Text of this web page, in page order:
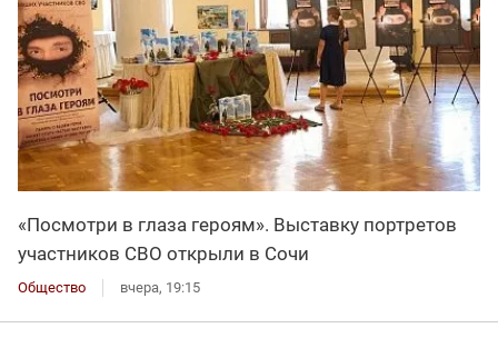
«Посмотри в глаза героям». Выставку портретов
участников СВО открыли в Сочи
Общество вчера, 19:15